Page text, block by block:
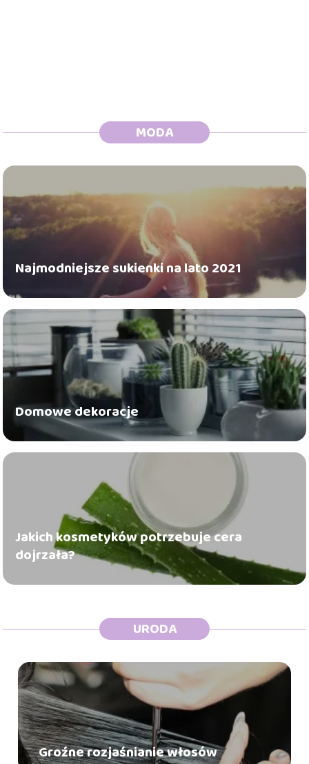
MODA
Najmodniejsze sukienki na lato 2021
Domowe dekoracje
Jakich kosmetyków potrzebuje cera
dojrzała?
URODA
Groźne rozjaśnianie włosów